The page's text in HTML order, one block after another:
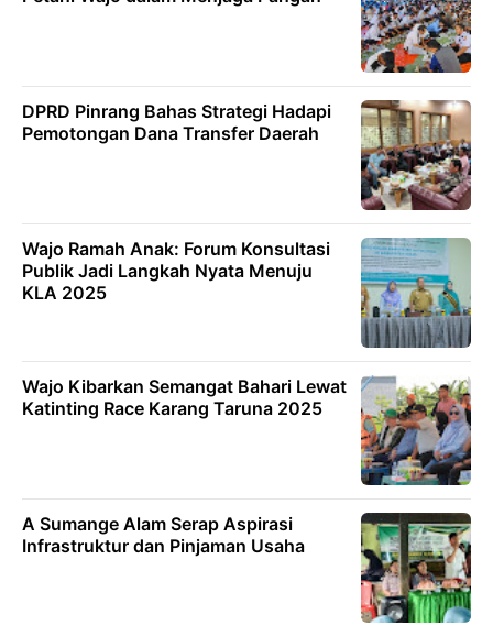
DPRD Pinrang Bahas Strategi Hadapi
Pemotongan Dana Transfer Daerah
Wajo Ramah Anak: Forum Konsultasi
Publik Jadi Langkah Nyata Menuju
KLA 2025
Wajo Kibarkan Semangat Bahari Lewat
Katinting Race Karang Taruna 2025
A Sumange Alam Serap Aspirasi
Infrastruktur dan Pinjaman Usaha